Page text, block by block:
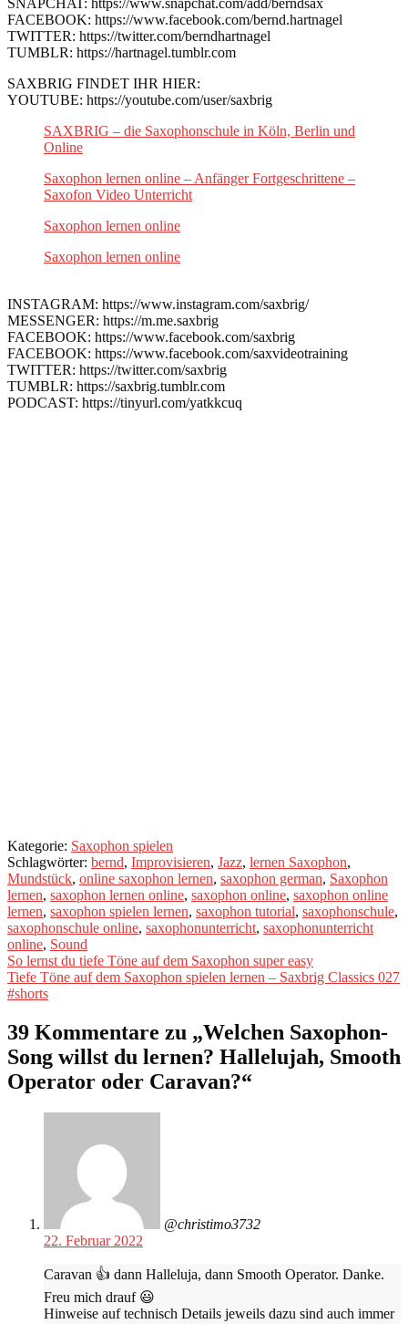
FACEBOOK: https://www.facebook.com/bernd.hartnagel
TWITTER: https://twitter.com/berndhartnagel
TUMBLR: https://hartnagel.tumblr.com
SAXBRIG FINDET IHR HIER:
YOUTUBE: https://youtube.com/user/saxbrig
SAXBRIG – die Saxophonschule in Köln, Berlin und
Online
Saxophon lernen online – Anfänger Fortgeschrittene –
Saxofon Video Unterricht
Saxophon lernen online
Saxophon lernen online
INSTAGRAM: https://www.instagram.com/saxbrig/
MESSENGER: https://m.me.saxbrig
FACEBOOK: https://www.facebook.com/saxbrig
FACEBOOK: https://www.facebook.com/saxvideotraining
TWITTER: https://twitter.com/saxbrig
TUMBLR: https://saxbrig.tumblr.com
PODCAST: https://tinyurl.com/yatkkcuq
Kategorie: Saxophon spielen
Schlagwörter: bernd, Improvisieren, Jazz, lernen Saxophon,
Mundstück, online saxophon lernen, saxophon german, Saxophon
lernen, saxophon lernen online, saxophon online, saxophon online
lernen, saxophon spielen lernen, saxophon tutorial, saxophonschule,
saxophonschule online, saxophonunterricht, saxophonunterricht
online, Sound
Beitragsnavigation
Vorheriger
Beitrag:
So lernst du tiefe Töne auf dem Saxophon super easy
Nächster
Beitrag:
Tiefe Töne auf dem Saxophon spielen lernen – Saxbrig Classics 027
#shorts
39 Kommentare zu „Welchen Saxophon-
Song willst du lernen? Hallelujah, Smooth
Operator oder Caravan?“
@christimo3732
22. Februar 2022
Caravan 👍 dann Halleluja, dann Smooth Operator. Danke.
Freu mich drauf 😃
Hinweise auf technisch Details jeweils dazu sind auch immer